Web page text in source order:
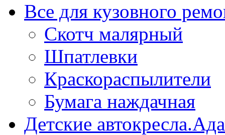
Все для кузовного
Скотч малярный
Шпатлевки
Краскораспылители
Бумага наждачная
Детские